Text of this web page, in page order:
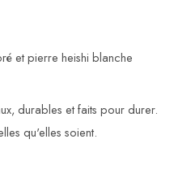
et pierre heishi blanche
durables et faits pour durer.
qu'elles soient.